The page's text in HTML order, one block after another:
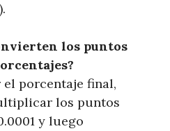
los puntos
el porcentaje final,
los puntos
y luego